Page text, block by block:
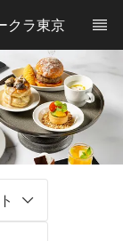
クラ東京